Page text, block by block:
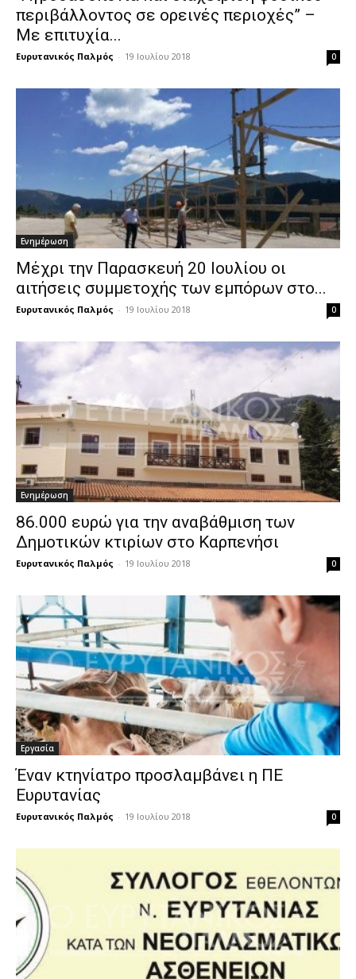
περιβάλλοντος σε ορεινές περιοχές” –
Με επιτυχία...
Ευρυτανικός Παλμός - 19 Ιουλίου 2018 0
Ενημέρωση
Μέχρι την Παρασκευή 20 Ιουλίου οι
αιτήσεις συμμετοχής των εμπόρων στο...
Ευρυτανικός Παλμός - 19 Ιουλίου 2018 0
Ενημέρωση
86.000 ευρώ για την αναβάθμιση των
Δημοτικών κτιρίων στο Καρπενήσι
Ευρυτανικός Παλμός - 19 Ιουλίου 2018 0
Εργασία
Έναν κτηνίατρο προσλαμβάνει η ΠΕ
Ευρυτανίας
Ευρυτανικός Παλμός - 19 Ιουλίου 2018 0